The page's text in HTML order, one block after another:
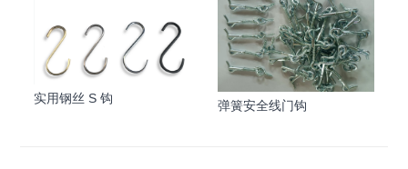
实用钢丝 S 钩
弹簧安全线门钩